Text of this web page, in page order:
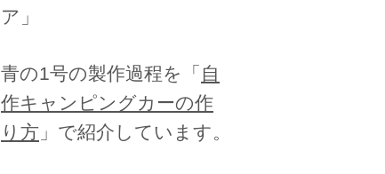
ア」
青の1号の製作過程を「 自
作キャンピングカーの作
り方 」で紹介しています。